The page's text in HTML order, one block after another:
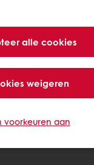
wordt
erop om direct
account.
alle cookies
weigeren
voorkeuren aan
Online
Exclusieve
Nieuws en